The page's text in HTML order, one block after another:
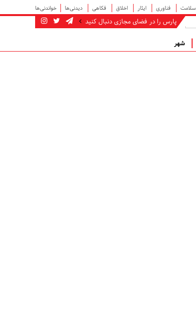
سلامت فناوری ایثار اخلاق فکاهی دیدنی‌ها خواندنی‌ها
پارس را در فضای مجازی دنبال کنید
شهر